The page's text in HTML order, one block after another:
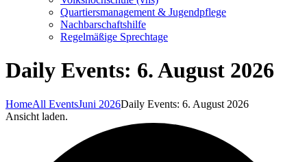
Quartiersmanagement & Jugendpflege
Nachbarschaftshilfe
Regelmäßige Sprechtage
Daily Events: 6. August 2026
HomeAll EventsJuni 2026Daily Events: 6. August 2026
Ansicht laden.